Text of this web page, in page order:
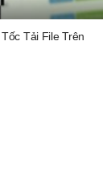
Tải File Trên